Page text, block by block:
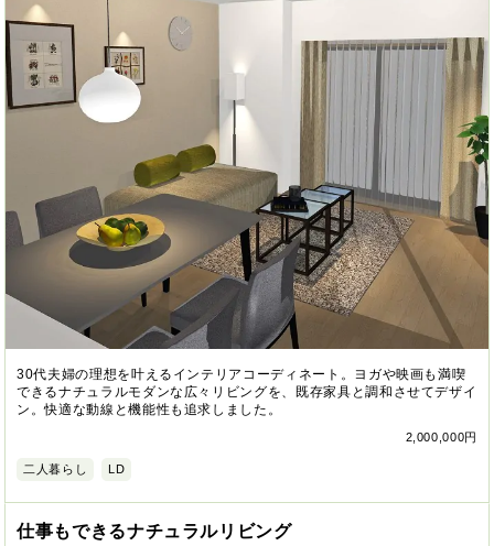
30代夫婦の理想を叶えるインテリアコーディネート。ヨガや映画も満喫
できるナチュラルモダンな広々リビングを、既存家具と調和させてデザイ
ン。快適な動線と機能性も追求しました。
2,000,000円
二人暮らし LD
仕事もできるナチュラルリビング